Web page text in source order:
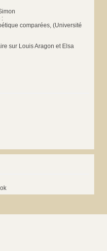
:
comparées, (Université
sur Louis Aragon et Elsa